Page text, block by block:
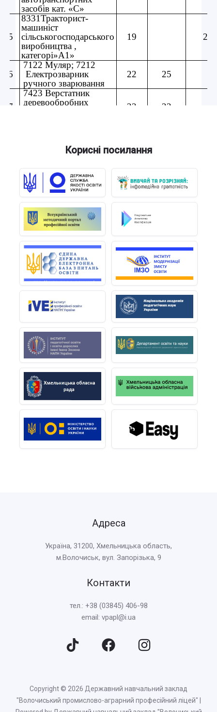
Корисні посилання
Адреса
Україна, 31200, Хмельницька область,
м.Волочиськ, вул. Запорізька, 9
Контакти
тел.: +38 (03845) 406-98
email: vpapl@i.ua
Copyright © 2026 Державний навчальний заклад
"Волочиський промислово-аграрний професійний ліцей" |